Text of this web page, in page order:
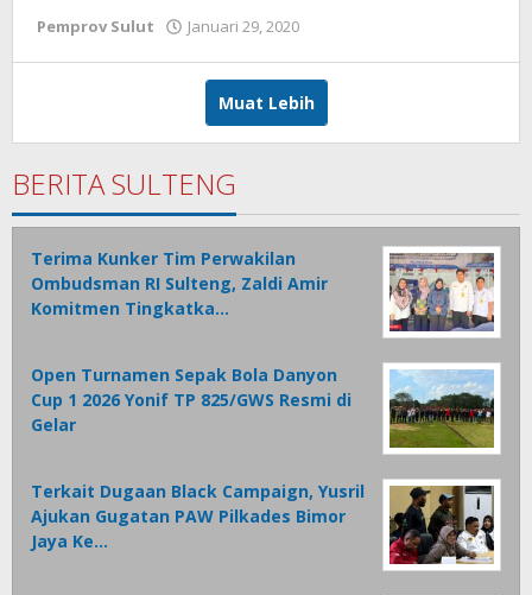
Pemprov Sulut Januari 29, 2020
Muat Lebih
BERITA SULTENG
Terima Kunker Tim Perwakilan
Ombudsman RI Sulteng, Zaldi Amir
Komitmen Tingkatka…
Open Turnamen Sepak Bola Danyon
Cup 1 2026 Yonif TP 825/GWS Resmi di
Gelar
Terkait Dugaan Black Campaign, Yusril
Ajukan Gugatan PAW Pilkades Bimor
Jaya Ke…